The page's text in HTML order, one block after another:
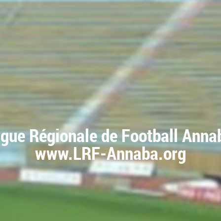
Régionale de Football
www.LRF-Annaba.org